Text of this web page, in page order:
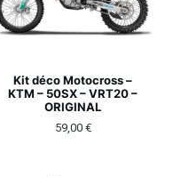
Kit déco Motocross –
KTM – 50SX – VRT20 –
ORIGINAL
59,00 €